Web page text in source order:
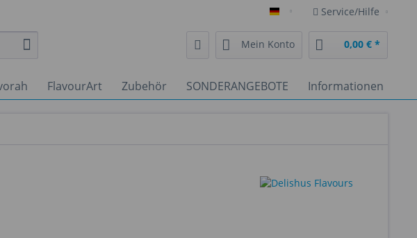
Deutsch Service/Hilfe
Mein Konto 0,00 € *
FlavourArt Zubehör SONDERANGEBOTE Informationen